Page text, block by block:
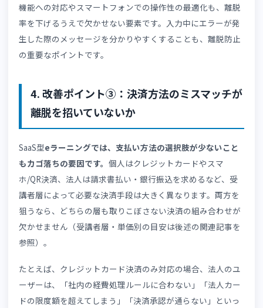
脱率は高まります。 特にeラーニング販売では、メール認
証・会員登録・個人情報の入力・決済手続きと工程が増え
ちです。ある調査では、申込ステップが1つ増えるごとに離
脱率が約10％上昇するとも報告されており、手順の簡略化
ここで重要なのは、「何ステップで完了するのか」をあら
じめ明示することです。進捗バーやステップ番号を表示す
だけでも、ユーザーの心理的負担は大幅に軽減されます。
対に、進捗が見えない導線はユーザーにストレスを与え、
中離脱の大きな原因となります。👉「スマホ決済対応と購
完了率の改善ステップ」も参考に、ユーザー視点で導線を
直してみてください。
また、ゲスト購入（会員登録なしでの購入）を導入したり
入力フォームの項目数を必要最小限に抑えたりすることも
導線の短縮に効果的です。住所や電話番号など、eラーニン
グ受講に直接関係のない情報の入力を省略するだけで、完